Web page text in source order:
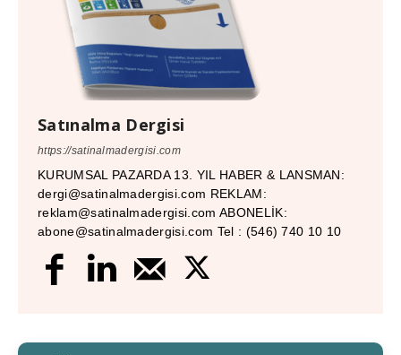
Satınalma Dergisi
https://satinalmadergisi.com
KURUMSAL PAZARDA 13. YIL HABER & LANSMAN:
dergi@satinalmadergisi.com REKLAM:
reklam@satinalmadergisi.com ABONELİK:
abone@satinalmadergisi.com Tel : (546) 740 10 10